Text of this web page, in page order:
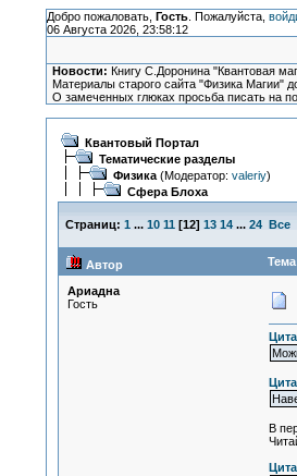
Добро пожаловать, Гость. Пожалуйста,
06 Августа 2026, 23:58:12
Новости: Книгу С.Доронина "Квантовая
Материалы старого сайта "Физика Магии"
О замеченных глюках просьба писать на
Квантовый Портал
Тематические разделы
Физика(Модератор: valeriy)
Сфера Блоха
Страниц: 1 ... 10 11 [12] 13 14 ... 24 Все
Автор
Ариадна
Гость
В